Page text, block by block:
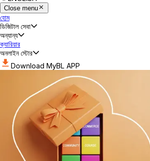
Close menu
হোম
ডিজিটাল সেবা
অন্যান্য
ক্যারিয়ার
অনলাইন স্টোর
Download MyBL APP